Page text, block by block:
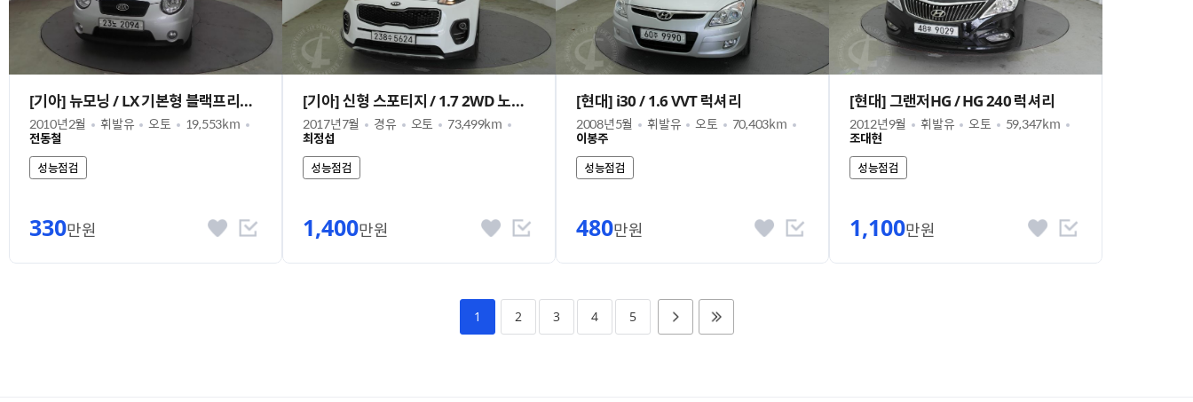
[기아] 뉴모닝 / LX 기본형 블랙프리미엄
2010년2월 휘발유 오토 19,553km
전동철
성능점검
330만원
[기아] 신형 스포티지 / 1.7 2WD 노블레스
2017년7월 경유 오토 73,499km
최정섭
성능점검
1,400만원
[현대] i30 / 1.6 VVT 럭셔리
2008년5월 휘발유 오토 70,403km
이봉주
성능점검
480만원
[현대] 그랜저HG / HG 240 럭셔리
2012년9월 휘발유 오토 59,347km
조대현
성능점검
1,100만원
1 2 3 4 5